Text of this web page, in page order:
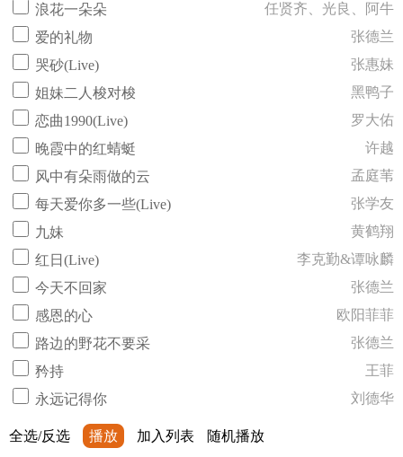
浪花一朵朵
任贤齐、光良、阿牛
爱的礼物
张德兰
哭砂(Live)
张惠妹
姐妹二人梭对梭
黑鸭子
恋曲1990(Live)
罗大佑
晚霞中的红蜻蜓
许越
风中有朵雨做的云
孟庭苇
每天爱你多一些(Live)
张学友
九妹
黄鹤翔
红日(Live)
李克勤&谭咏麟
今天不回家
张德兰
感恩的心
欧阳菲菲
路边的野花不要采
张德兰
矜持
王菲
永远记得你
刘德华
全选/反选 播放 加入列表 随机播放